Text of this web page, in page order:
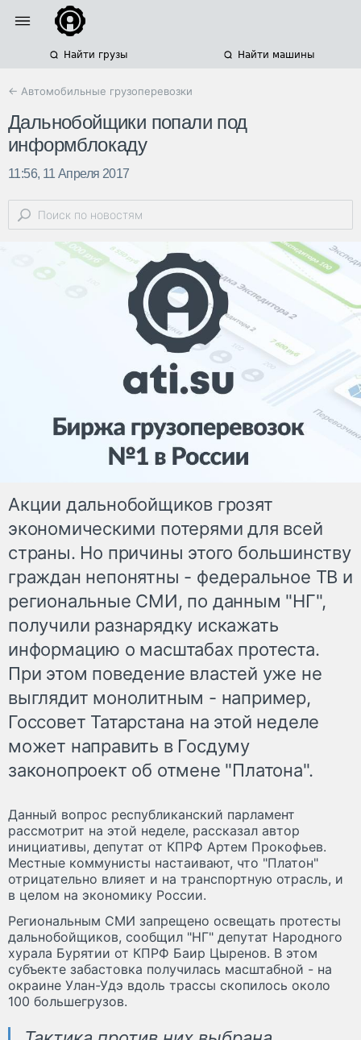
Найти грузы Найти машины
← Автомобильные грузоперевозки
Дальнобойщики попали под
информблокаду
11:56, 11 Апреля 2017
Акции дальнобойщиков грозят
экономическими потерями для всей
страны. Но причины этого большинству
граждан непонятны - федеральное ТВ и
региональные СМИ, по данным "НГ",
получили разнарядку искажать
информацию о масштабах протеста.
При этом поведение властей уже не
выглядит монолитным - например,
Госсовет Татарстана на этой неделе
может направить в Госдуму
законопроект об отмене "Платона".
Данный вопрос республиканский парламент
рассмотрит на этой неделе, рассказал автор
инициативы, депутат от КПРФ Артем Прокофьев.
Местные коммунисты настаивают, что "Платон"
отрицательно влияет и на транспортную отрасль, и
в целом на экономику России.
Региональным СМИ запрещено освещать протесты
дальнобойщиков, сообщил "НГ" депутат Народного
хурала Бурятии от КПРФ Баир Цыренов. В этом
субъекте забастовка получилась масштабной - на
окраине Улан-Удэ вдоль трассы скопилось около
100 большегрузов.